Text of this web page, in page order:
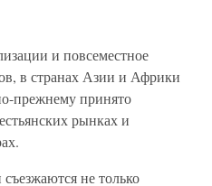
и повсеместное
в странах Азии и Африки
прежнему принято
рынках и
не только